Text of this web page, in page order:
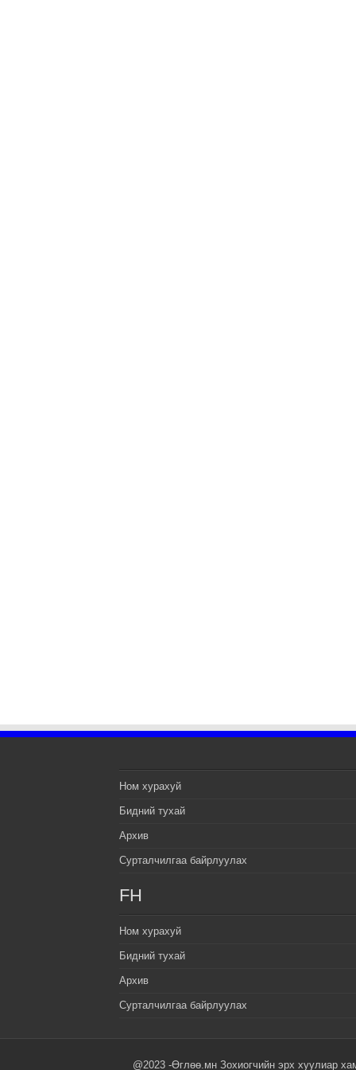
Ном хурахуй
Бидний тухай
Архив
Сурталчилгаа байрлуулах
FH
Ном хурахуй
Бидний тухай
Архив
Сурталчилгаа байрлуулах
@2023 -Өглөө.мн Зохиогчийн эрх хуулиар